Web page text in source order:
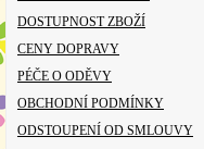
DOSTUPNOST ZBOŽÍ
CENY DOPRAVY
PÉČE O ODĚVY
OBCHODNÍ PODMÍNKY
ODSTOUPENÍ OD SMLOUVY